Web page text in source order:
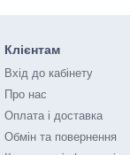
Клієнтам
Вхід до кабінету
Про нас
Оплата і доставка
Обмін та повернення